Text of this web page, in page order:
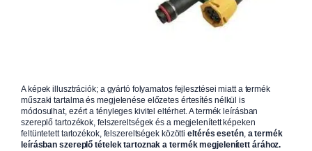
A képek illusztrációk; a gyártó folyamatos fejlesztései miatt a termék
műszaki tartalma és megjelenése előzetes értesítés nélkül is
módosulhat, ezért a tényleges kivitel eltérhet. A termék leírásban
szereplő tartozékok, felszereltségek és a megjelenített képeken
feltüntetett tartozékok, felszereltségek közöttieltérés esetén, a termék
leírásban szereplő tételek tartoznak a termék megjelenített árához.